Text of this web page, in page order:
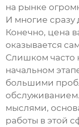
на рынке
И многие сразу
Конечно, цена
оказывается
Слишком часто
начальном
большими
мыслями,
работы в этой